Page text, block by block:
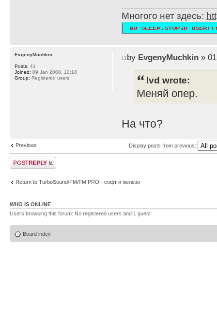
Многого нет здесь:
by EvgenyMuchkin» 01
lvd wrote:
Меняй опер.
На что?
EvgenyMuchkin
Posts: 41
Joined: 09 Jan 2008, 10:18
Group: Registered users
Previous Display posts from previous:
Post a reply
Return to TurboSound/FM/FM PRO - софт и железо
WHO IS ONLINE
Users browsing this forum: No registered users and 1 guest
Board index